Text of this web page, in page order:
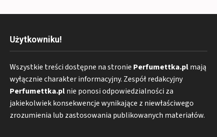
Użytkowniku!
Wszystkie treści dostępne na stronie Perfumettka.plmają
wyłącznie charakter informacyjny. Zespół redakcyjny
Perfumettka.plnie ponosi odpowiedzialności za
jakiekolwiek konsekwencje wynikające z niewłaściwego
zrozumienia lub zastosowania publikowanych materiałów.